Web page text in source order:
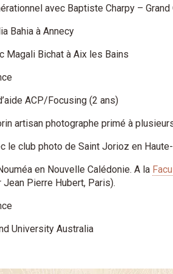
avec Baptiste Charpy – Grand
Bahia à Annecy
Magali Bichat à Aix les Bains
ACP/Focusing (2 ans)
artisan photographe primé à
le club photo de Saint Jorioz en
en Nouvelle Calédonie. A la
Pierre Hubert, Paris).
University Australia